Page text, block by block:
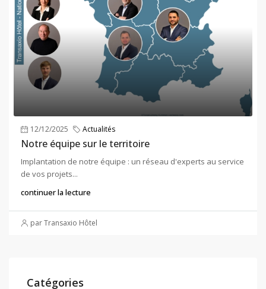
12/12/2025 Actualités
Notre équipe sur le territoire
Implantation de notre équipe : un réseau d'experts au service
de vos projets...
continuer la lecture
par Transaxio Hôtel
Catégories